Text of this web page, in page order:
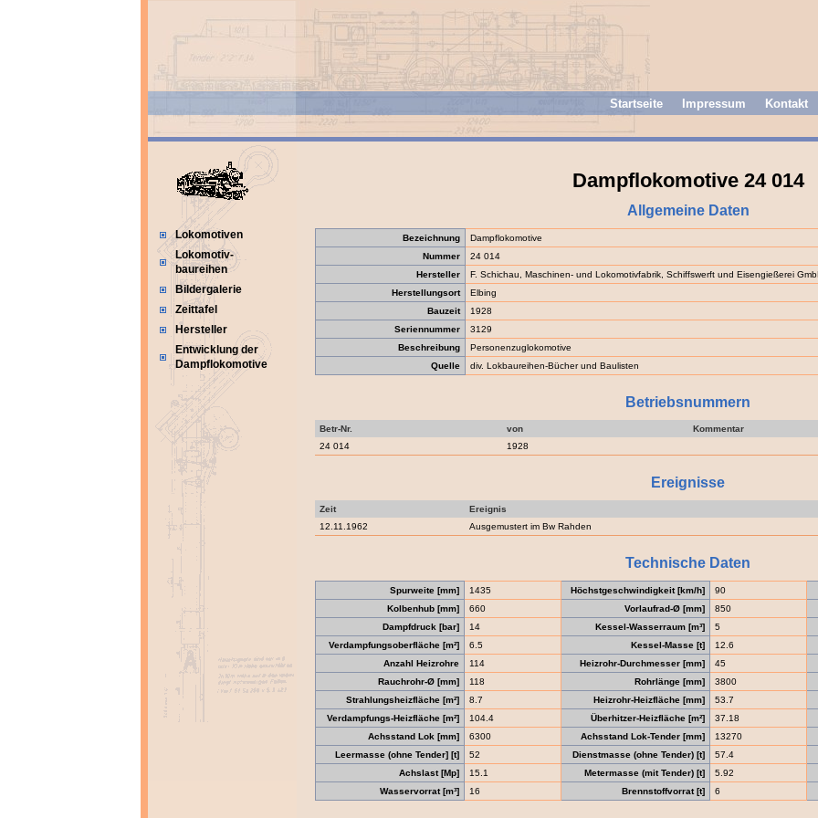
Startseite Impressum Kontakt
Lokomotiven
Lokomotiv-
baureihen
Bildergalerie
Zeittafel
Hersteller
Entwicklung der
Dampflokomotive
Dampflokomotive 24 014
Allgemeine Daten
Bezeichnung
Dampflokomotive
Nummer
24 014
Hersteller
F. Schichau, Maschinen- und Lokomotivfabrik, Schiffswerft und Eisengießerei
Herstellungsort
Elbing
Bauzeit
1928
Seriennummer
3129
Beschreibung
Personenzuglokomotive
Quelle
div. Lokbaureihen-Bücher und Baulisten
Betriebsnummern
Betr-Nr. von
Kommentar
24 014
1928
Ereignisse
Zeit
Ereignis
12.11.1962
Ausgemustert im Bw Rahden
Technische Daten
Spurweite [mm] 1435 Höchstgeschwindigkeit [km/h]
90
Kolbenhub [mm]
660 Vorlaufrad-Ø [mm]
850
Dampfdruck [bar]
14 Kessel-Wasserraum [m³]
5
Verdampfungsoberfläche [m²]
6.5 Kessel-Masse [t]
12.6
Anzahl Heizrohre
114 Heizrohr-Durchmesser [mm]
45
Rauchrohr-Ø [mm]
118 Rohrlänge [mm]
3800
Strahlungsheizfläche [m²]
8.7 Heizrohr-Heizfläche [mm]
53.7
Verdampfungs-Heizfläche [m²]
104.4 Überhitzer-Heizfläche [m²]
37.18
Achsstand Lok [mm]
6300 Achsstand Lok-Tender [mm]
13270
Leermasse (ohne Tender] [t]
52 Dienstmasse (ohne Tender) [t]
57.4
Achslast [Mp]
15.1 Metermasse (mit Tender) [t]
5.92
Wasservorrat [m³]
16 Brennstoffvorrat [t] 6